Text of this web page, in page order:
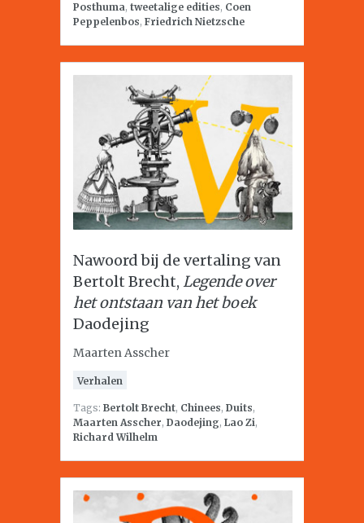
Posthuma, tweetalige edities, Coen
Peppelenbos, Friedrich Nietzsche
Nawoord bij de vertaling van
Bertolt Brecht, Legende over
het ontstaan van het boek
Daodejing
Maarten Asscher
Verhalen
Tags: Bertolt Brecht, Chinees, Duits,
Maarten Asscher, Daodejing, Lao Zi,
Richard Wilhelm